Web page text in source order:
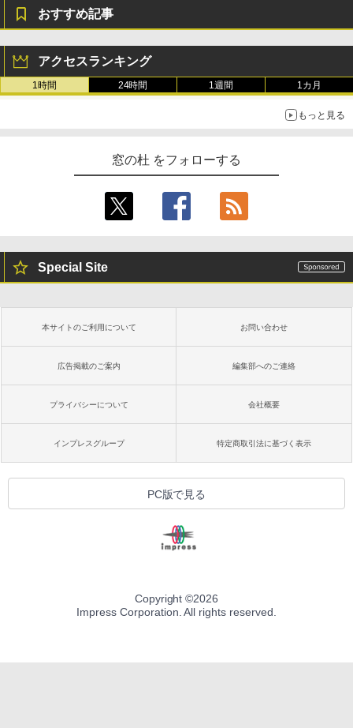
おすすめ記事
アクセスランキング
1時間 24時間 1週間 1カ月
もっと見る
窓の杜 をフォローする
Special Site
本サイトのご利用について お問い合わせ
広告掲載のご案内 編集部へのご連絡
プライバシーについて 会社概要
インプレスグループ 特定商取引法に基づく表示
PC版で見る
Copyright ©2026
Impress Corporation. All rights reserved.